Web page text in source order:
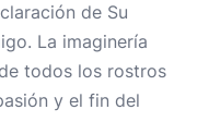
de Su
La imaginería
todos los rostros
y el fin del